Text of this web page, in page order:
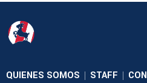
QUIENES SOMOS | STAFF |